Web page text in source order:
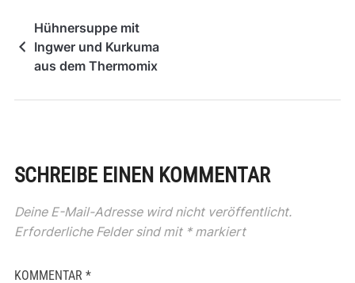
Hühnersuppe mit
Ingwer und Kurkuma
aus dem Thermomix
SCHREIBE EINEN KOMMENTAR
Deine E-Mail-Adresse wird nicht veröffentlicht.
Erforderliche Felder sind mit *markiert
KOMMENTAR *